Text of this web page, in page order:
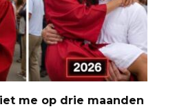
me op drie maanden